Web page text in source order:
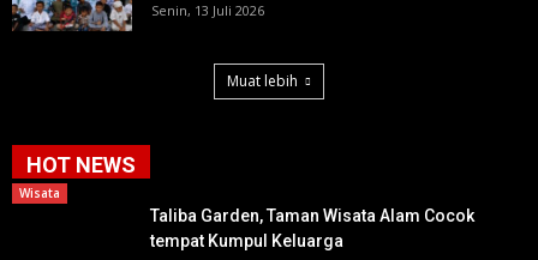
Senin, 13 Juli 2026
Muat lebih
HOT NEWS
Wisata
Taliba Garden, Taman Wisata Alam Cocok
tempat Kumpul Keluarga